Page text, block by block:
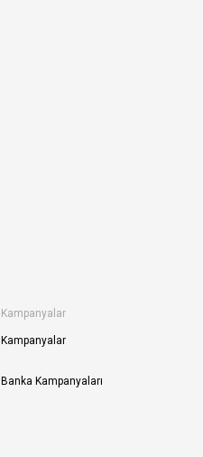
Kampanyalar
Kampanyalar
Banka Kampanyaları